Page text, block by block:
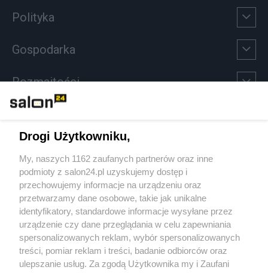
Polityka
Gospodarka
Rozmaitości
Sport
Społeczeństwo
Kultura
X Facebook Instagram Youtube
Drogi Użytkowniku,
My, naszych 1162 zaufanych partnerów oraz inne
podmioty z salon24.pl uzyskujemy dostęp i
przechowujemy informacje na urządzeniu oraz
przetwarzamy dane osobowe, takie jak unikalne
identyfikatory, standardowe informacje wysyłane przez
urządzenie czy dane przeglądania w celu zapewniania
spersonalizowanych reklam, wybór spersonalizowanych
treści, pomiar reklam i treści, badanie odbiorców oraz
ulepszanie usług. Za zgodą Użytkownika my i Zaufani